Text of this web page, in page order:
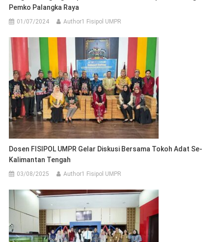
Pemko Palangka Raya
01/07/2024 Author1 Fisipol UMPR
Dosen FISIPOL UMPR Gelar Diskusi Bersama Tokoh Adat Se-
Kalimantan Tengah
03/08/2025 Author1 Fisipol UMPR